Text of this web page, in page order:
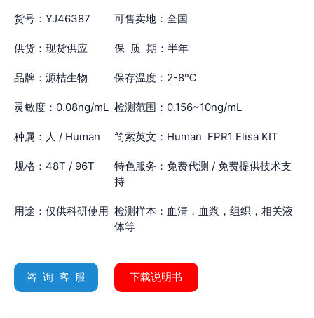
货号：YJ46387 可售卖地：全国
供货：现货供应 保 质 期：半年
品牌：源桔生物 保存温度：2-8℃
灵敏度：0.08ng/mL 检测范围：0.156~10ng/mL
种属：人 / Human 简索英文：Human FPR1 Elisa KIT
规格：48T / 96T
特色服务：免费代测 / 免费提供技术支
持
用途：仅供科研使用 检测样本：血清，血浆，组织，相关液
体等
咨 询 客 服 下载说明书